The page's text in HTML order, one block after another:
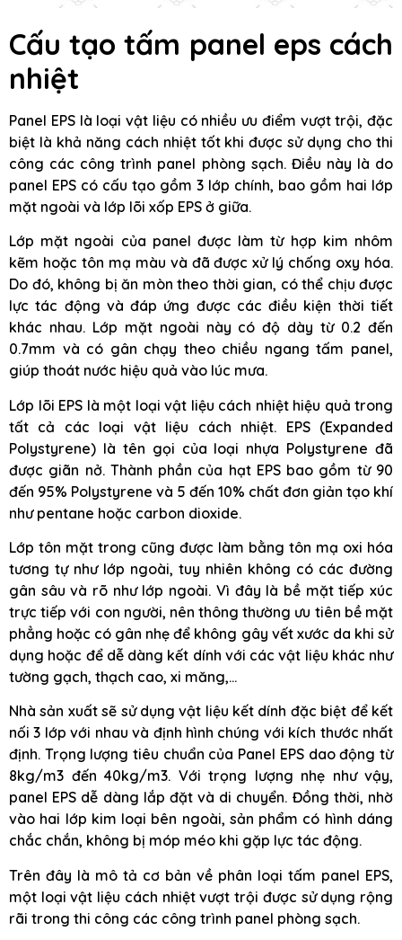
Cấu tạo tấm panel eps cách
nhiệt
Panel EPS là loại vật liệu có nhiều ưu điểm vượt trội, đặc
biệt là khả năng cách nhiệt tốt khi được sử dụng cho thi
công các công trình panel phòng sạch. Điều này là do
panel EPS có cấu tạo gồm 3 lớp chính, bao gồm hai lớp
mặt ngoài và lớp lõi xốp EPS ở giữa.
Lớp mặt ngoài của panel được làm từ hợp kim nhôm
kẽm hoặc tôn mạ màu và đã được xử lý chống oxy hóa.
Do đó, không bị ăn mòn theo thời gian, có thể chịu được
lực tác động và đáp ứng được các điều kiện thời tiết
khác nhau. Lớp mặt ngoài này có độ dày từ 0.2 đến
0.7mm và có gân chạy theo chiều ngang tấm panel,
giúp thoát nước hiệu quả vào lúc mưa.
Lớp lõi EPS là một loại vật liệu cách nhiệt hiệu quả trong
tất cả các loại vật liệu cách nhiệt. EPS (Expanded
Polystyrene) là tên gọi của loại nhựa Polystyrene đã
được giãn nở. Thành phần của hạt EPS bao gồm từ 90
đến 95% Polystyrene và 5 đến 10% chất đơn giản tạo khí
như pentane hoặc carbon dioxide.
Lớp tôn mặt trong cũng được làm bằng tôn mạ oxi hóa
tương tự như lớp ngoài, tuy nhiên không có các đường
gân sâu và rõ như lớp ngoài. Vì đây là bề mặt tiếp xúc
trực tiếp với con người, nên thông thường ưu tiên bề mặt
phẳng hoặc có gân nhẹ để không gây vết xước da khi sử
dụng hoặc để dễ dàng kết dính với các vật liệu khác như
tường gạch, thạch cao, xi măng,…
Nhà sản xuất sẽ sử dụng vật liệu kết dính đặc biệt để kết
nối 3 lớp với nhau và định hình chúng với kích thước nhất
định. Trọng lượng tiêu chuẩn của Panel EPS dao động từ
8kg/m3 đến 40kg/m3. Với trọng lượng nhẹ như vậy,
panel EPS dễ dàng lắp đặt và di chuyển. Đồng thời, nhờ
vào hai lớp kim loại bên ngoài, sản phẩm có hình dáng
chắc chắn, không bị móp méo khi gặp lực tác động.
Trên đây là mô tả cơ bản về phân loại tấm panel EPS,
một loại vật liệu cách nhiệt vượt trội được sử dụng rộng
rãi trong thi công các công trình panel phòng sạch.